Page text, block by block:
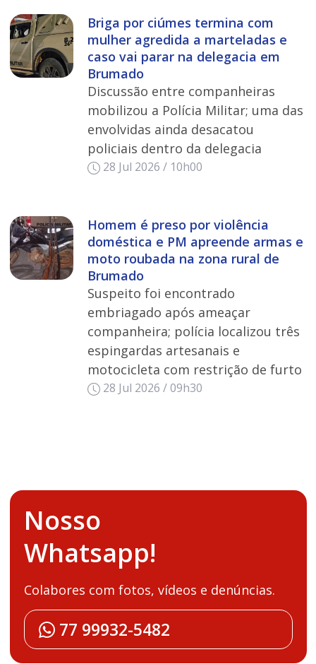
Briga por ciúmes termina com
mulher agredida a marteladas e
caso vai parar na delegacia em
Brumado
Discussão entre companheiras
mobilizou a Polícia Militar; uma das
envolvidas ainda desacatou
policiais dentro da delegacia
28 Jul 2026 / 10h00
Homem é preso por violência
doméstica e PM apreende armas e
moto roubada na zona rural de
Brumado
Suspeito foi encontrado
embriagado após ameaçar
companheira; polícia localizou três
espingardas artesanais e
motocicleta com restrição de furto
28 Jul 2026 / 09h30
Nosso
Whatsapp!
Colabores com fotos, vídeos e denúncias.
77 99932-5482